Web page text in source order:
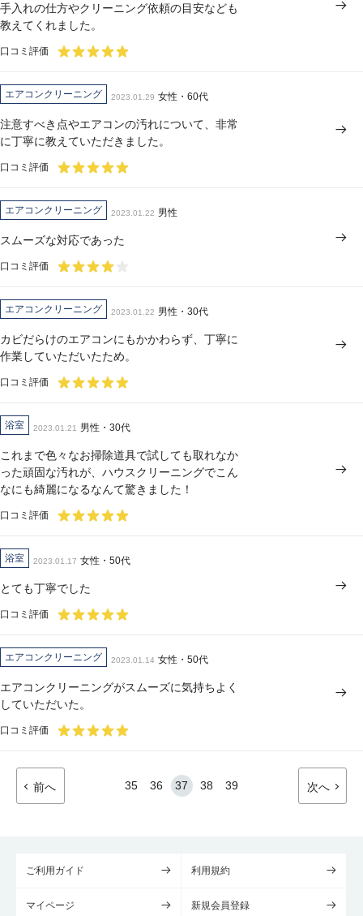
手入れの仕方やクリーニング依頼の目安なども
教えてくれました。
口コミ評価
エアコンクリーニング 2023.01.29 女性・60代
注意すべき点やエアコンの汚れについて、非常
に丁寧に教えていただきました。
口コミ評価
エアコンクリーニング 2023.01.22 男性
スムーズな対応であった
口コミ評価
エアコンクリーニング 2023.01.22 男性・30代
カビだらけのエアコンにもかかわらず、丁寧に
作業していただいたため。
口コミ評価
浴室 2023.01.21 男性・30代
これまで色々なお掃除道具で試しても取れなか
った頑固な汚れが、ハウスクリーニングでこん
なにも綺麗になるなんて驚きました！
口コミ評価
浴室 2023.01.17 女性・50代
とても丁寧でした
口コミ評価
エアコンクリーニング 2023.01.14 女性・50代
エアコンクリーニングがスムーズに気持ちよく
していただいた。
口コミ評価
前へ 35 36 37 38 39 次へ
ご利用ガイド 利用規約
マイページ 新規会員登録